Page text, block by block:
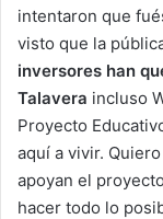
intentaron que
visto que la
inversores han
Talavera incluso
Proyecto
aquí a vivir.
apoyan el
hacer todo lo